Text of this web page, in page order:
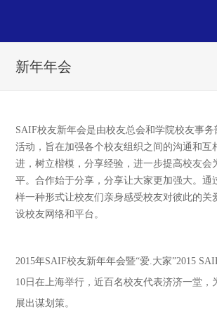
新年年会
SAIF校友新年会是由校友总会和学院校友事
活动，旨在加强各个校友组织之间的沟通和互
进，树立楷模，分享经验，进一步提高校友会
平。合作始于分享，分享让大家更加强大。通
样一种形式让校友们亲身感受校友对彼此的关
设校友网络和平台。
2015年SAIF校友新年年会暨“爱.大家”2015
10日在上海举行，近百名校友代表济济一堂，
展出谋划策。